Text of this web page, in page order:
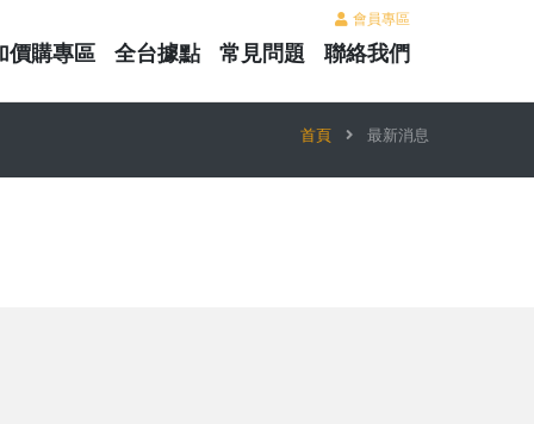
會員專區
價購專區 全台據點 常見問題 聯絡我們
首頁 最新消息